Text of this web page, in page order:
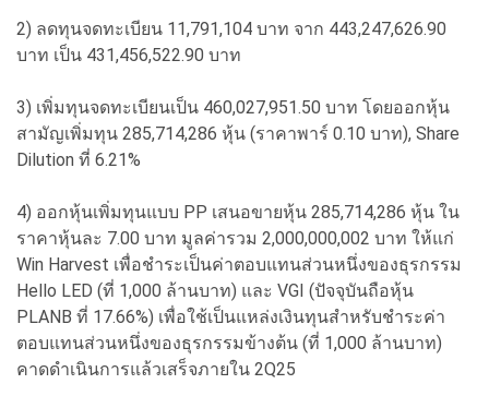
2) ลดทุนจดทะเบียน 11,791,104 บาท จาก 443,247,626.90
บาท เป็น 431,456,522.90 บาท
3) เพิ่มทุนจดทะเบียนเป็น 460,027,951.50 บาท โดยออกหุ้น
สามัญเพิ่มทุน 285,714,286 หุ้น (ราคาพาร์ 0.10 บาท), Share
Dilution ที่ 6.21%
4) ออกหุ้นเพิ่มทุนแบบ PP เสนอขายหุ้น 285,714,286 หุ้น ใน
ราคาหุ้นละ 7.00 บาท มูลค่ารวม 2,000,000,002 บาท ให้แก่
Win Harvest เพื่อชำระเป็นค่าตอบแทนส่วนหนึ่งของธุรกรรม
Hello LED (ที่ 1,000 ล้านบาท) และ VGI (ปัจจุบันถือหุ้น
PLANB ที่ 17.66%) เพื่อใช้เป็นแหล่งเงินทุนสำหรับชำระค่า
ตอบแทนส่วนหนึ่งของธุรกรรมข้างต้น (ที่ 1,000 ล้านบาท)
คาดดำเนินการแล้วเสร็จภายใน 2Q25